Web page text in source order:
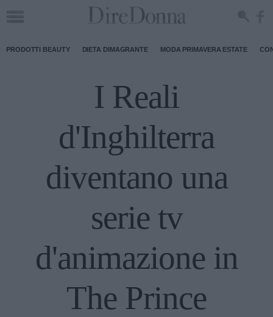
PRODOTTI BEAUTY DIETA DIMAGRANTE MODA PRIMAVERA ESTATE
I Reali
d'Inghilterra
diventano una
serie tv
d'animazione in
The Prince